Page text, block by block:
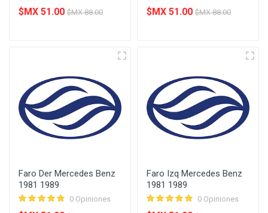
$MX 51.00 $MX 88.00 $MX 51.00 $MX 88.00
Faro Der Mercedes Benz
1981 1989
0 Opiniones
Faro Izq Mercedes Benz
1981 1989
0 Opiniones